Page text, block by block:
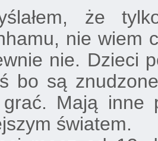
że
nie wiem
nie. Dzieci
bo są
Mają inne
światem.